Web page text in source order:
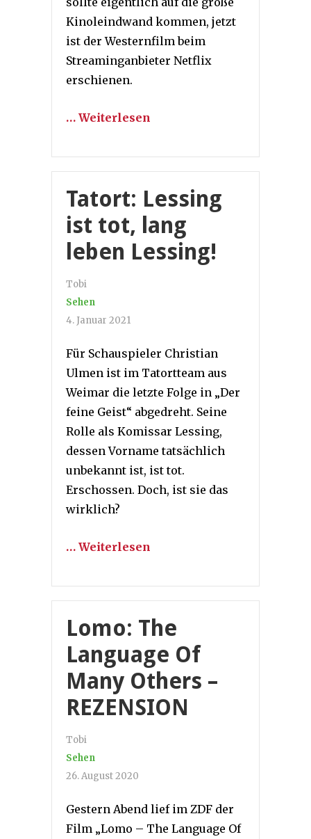
Kinoleindwand kommen, jetzt
ist der Westernfilm beim
Streaminganbieter Netflix
erschienen.
… Weiterlesen
Tatort: Lessing
ist tot, lang
leben Lessing!
Tobi
Sehen
4. Januar 2021
Für Schauspieler Christian
Ulmen ist im Tatortteam aus
Weimar die letzte Folge in „Der
feine Geist“ abgedreht. Seine
Rolle als Komissar Lessing,
dessen Vorname tatsächlich
unbekannt ist, ist tot.
Erschossen. Doch, ist sie das
wirklich?
… Weiterlesen
Lomo: The
Language Of
Many Others –
REZENSION
Tobi
Sehen
26. August 2020
Gestern Abend lief im ZDF der
Film „Lomo – The Language Of